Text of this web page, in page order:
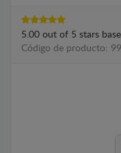
5.00 out of 5 stars
Código de producto: